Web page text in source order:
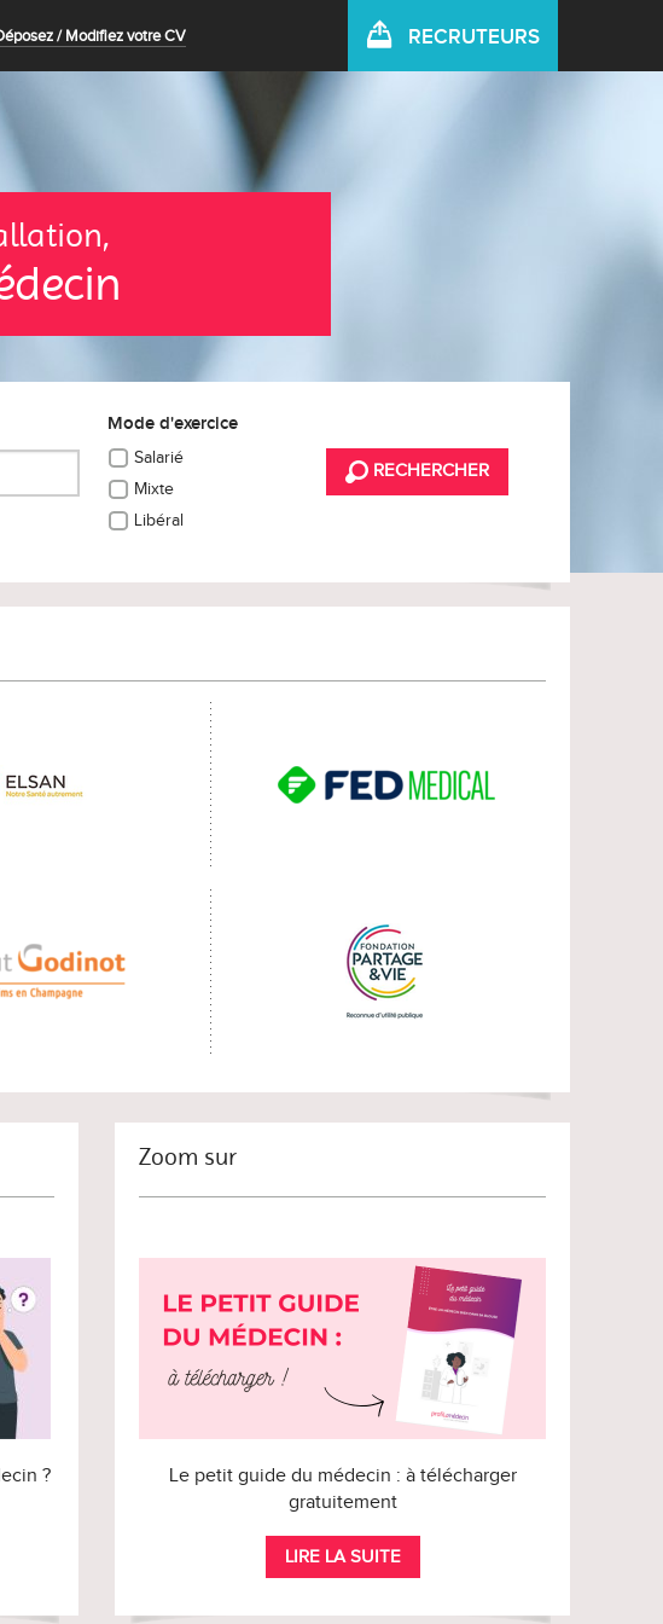
/ Modifiez votre CV RECRUTEURS
Mode d'exercice
Salarié
Mixte
Libéral
RECHERCHER
?
Zoom sur
Le petit guide du médecin : à télécharger
gratuitement
LIRE LA SUITE